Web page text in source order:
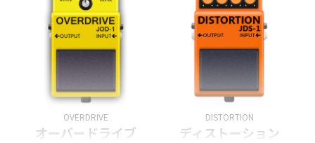
OVERDRIVE
オーバードライブ
DISTORTION
ディストーション